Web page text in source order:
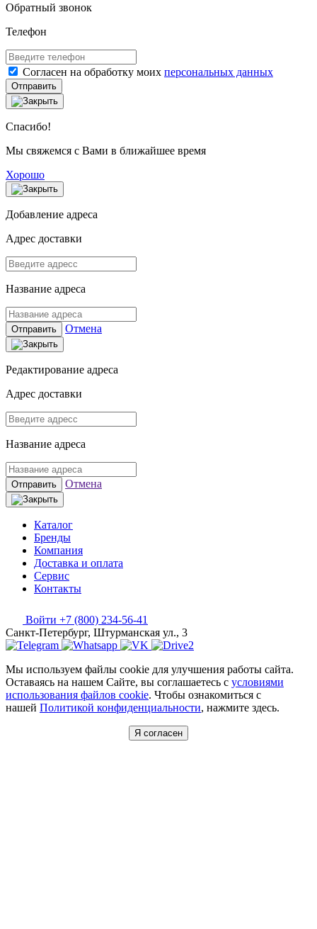
Обратный звонок
Телефон
Согласен на обработку моих персональных данных
Отправить
Спасибо!
Мы свяжемся с Вами в ближайшее время
Хорошо
Добавление адреса
Адрес доставки
Название адреса
Отправить Отмена
Редактирование адреса
Адрес доставки
Название адреса
Отправить Отмена
Каталог
Бренды
Компания
Доставка и оплата
Сервис
Контакты
Войти +7 (800) 234-56-41
Санкт-Петербург, Штурманская ул., 3
Мы используем файлы cookie для улучшения работы сайта.
Оставаясь на нашем Сайте, вы соглашаетесь с условиями
использования файлов cookie. Чтобы ознакомиться с
нашей Политикой конфиденциальности, нажмите здесь.
Я согласен